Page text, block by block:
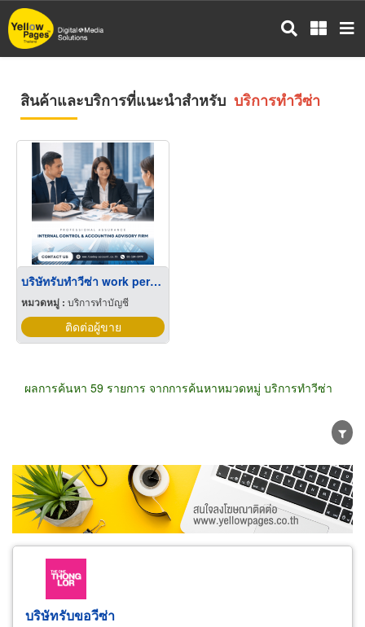
ข้าม
ไป
สินค้าและบริการที่แนะนำสำหรับ บริการทำวีซ่า
บริษัทรับทำวีซ่า work permit
หมวดหมู่ : บริการทำบัญชี
ติดต่อผู้ขาย
ผลการค้นหา 59 รายการ จากการค้นหาหมวดหมู่ บริการทำวีซ่า
ขายส่ง ขายปลีก ผู้ผลิต
ตัวแทนจัดจำหน่าย
ผู้ส่งออก/นำเข้า
ธุรกิจบริการ
บริษัทรับขอวีซ่า